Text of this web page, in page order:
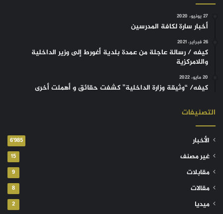
27 يونيو، 2020
أخبار سارة لكافة المدرسين
26 فبراير، 2021
كيفه / رسالة عاجلة من عمدة بلدية أغورط إلى وزير الداخلية
واللامركزية
20 مايو، 2022
كيفه/ “وثيقة وزارة الداخلية” كشفت حقائق و أهملت أخرى
التصنيفات
الأخبار 6٬985
غير مصنف 15
مقابلات 9
مقالات 8
ميديا 2